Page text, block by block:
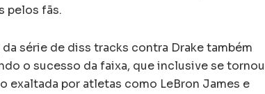
pelos fãs.
série de diss tracks contra Drake também
o sucesso da faixa, que inclusive se tornou
exaltada por atletas como LeBron James e